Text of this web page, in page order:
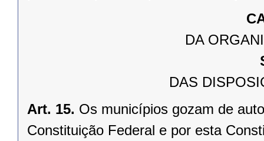
DA
DAS
Art. 15. Os municípios gozam de
Constituição Federal e por esta